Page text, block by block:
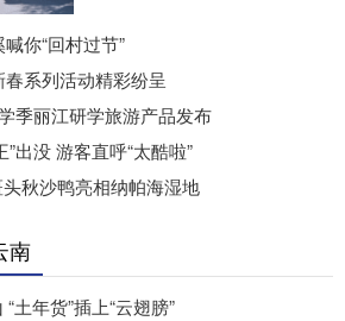
你“回村过节”
系列活动精彩纷呈
季丽江研学旅游产品发布
出没 游客直呼“太酷啦”
秋沙鸭亮相纳帕海湿地
南
土年货”插上“云翅膀”